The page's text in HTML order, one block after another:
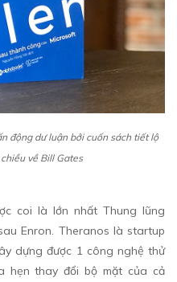
động dư luận bởi cuốn sách tiết lộ
về Bill Gates
coi là lớn nhất Thung lũng
Enron. Theranos là startup
dựng được 1 công nghệ thử
hẹn thay đổi bộ mặt của cả